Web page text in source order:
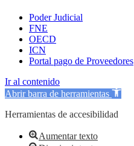
Poder Judicial
FNE
OECD
ICN
Portal pago de Proveedores
Ir al contenido
Abrir barra de herramientas
Herramientas de accesibilidad
Aumentar texto